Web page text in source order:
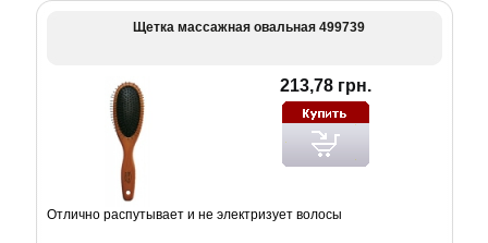
Щетка массажная овальная 499739
213,78 грн.
Отлично распутывает и не электризует волосы